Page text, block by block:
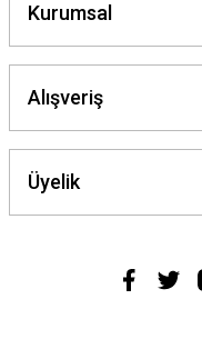
Kurumsal
Alışveriş
Üyelik